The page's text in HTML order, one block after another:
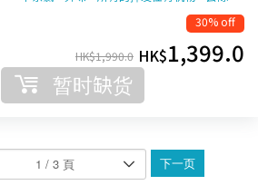
30% off
HK$1,990.0 HK$1,399.0
暂时缺货
下一页